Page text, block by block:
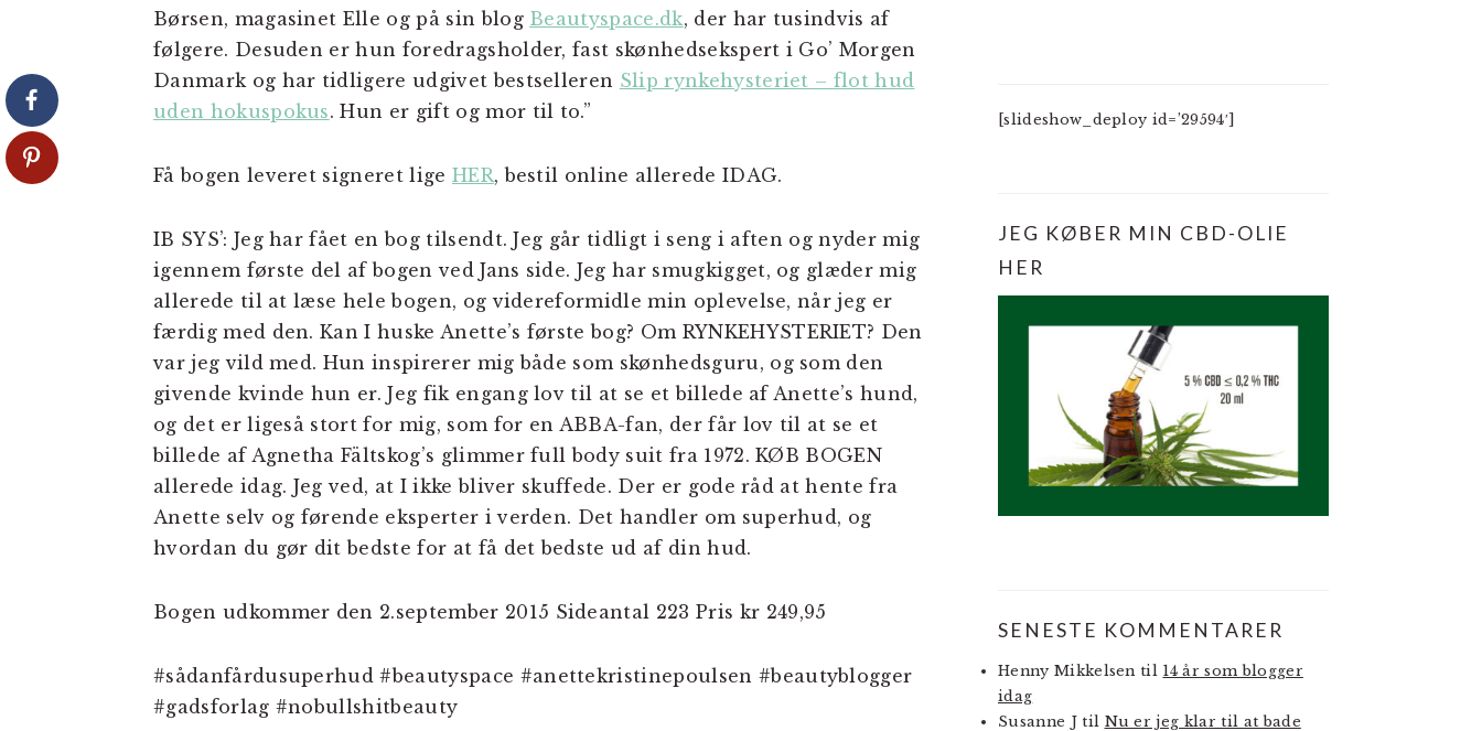
Børsen, magasinet Elle og på sin blog Beautyspace.dk, der har tusindvis af
følgere. Desuden er hun foredragsholder, fast skønhedsekspert i Go’ Morgen
Danmark og har tidligere udgivet bestselleren Slip rynkehysteriet – flot hud
uden hokuspokus. Hun er gift og mor til to.”
Få bogen leveret signeret lige HER, bestil online allerede IDAG.
IB SYS’: Jeg har fået en bog tilsendt. Jeg går tidligt i seng i aften og nyder mig
igennem første del af bogen ved Jans side. Jeg har smugkigget, og glæder mig
allerede til at læse hele bogen, og videreformidle min oplevelse, når jeg er
færdig med den. Kan I huske Anette’s første bog? Om RYNKEHYSTERIET? Den
var jeg vild med. Hun inspirerer mig både som skønhedsguru, og som den
givende kvinde hun er. Jeg fik engang lov til at se et billede af Anette’s hund,
og det er ligeså stort for mig, som for en ABBA-fan, der får lov til at se et
billede af Agnetha Fältskog’s glimmer full body suit fra 1972. KØB BOGEN
allerede idag. Jeg ved, at I ikke bliver skuffede. Der er gode råd at hente fra
Anette selv og førende eksperter i verden. Det handler om superhud, og
hvordan du gør dit bedste for at få det bedste ud af din hud.
Bogen udkommer den 2.september 2015 Sideantal 223 Pris kr 249,95
#sådanfårdusuperhud #beautyspace #anettekristinepoulsen #beautyblogger
#gadsforlag #nobullshitbeauty
[slideshow_deploy id=’29594′]
JEG KØBER MIN CBD-OLIE
HER
SENESTE KOMMENTARER
Henny Mikkelsen til 14 år som blogger
idag
Susanne Jtil Nu er jeg klar til at bade